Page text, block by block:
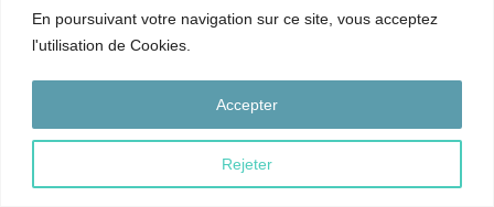
En poursuivant votre navigation sur ce site, vous acceptez
l'utilisation de Cookies.
Rejeter
Accepter